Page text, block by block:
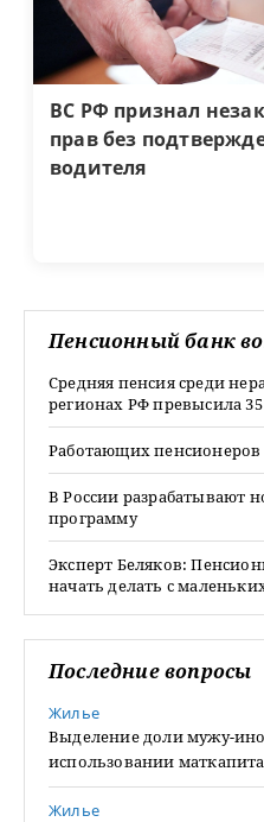
ВС РФ признал
прав без
водителя
Пенсионный банк
Средняя пенсия среди
регионах РФ превысила
Работающих
В России разрабатывают
программу
Эксперт Беляков:
начать делать с
Последние вопросы
Жилье
Выделение доли мужу-
использовании
Жилье